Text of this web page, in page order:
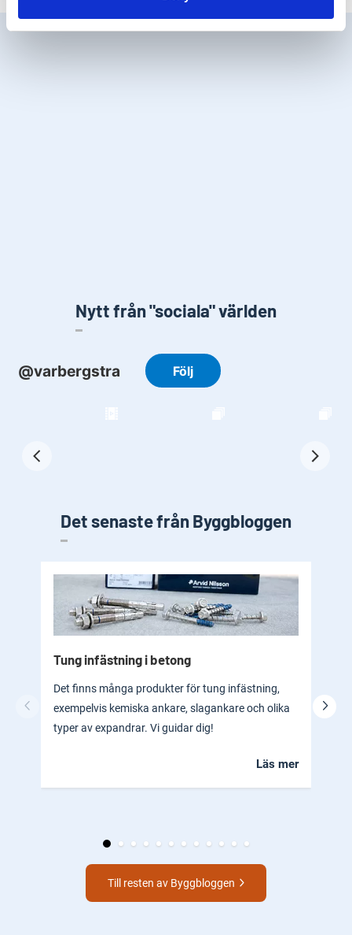
Nytt från "sociala" världen
Det senaste från Byggbloggen
Tung infästning i betong
Det finns många produkter för tung infästning,
exempelvis kemiska ankare, slagankare och olika
typer av expandrar. Vi guidar dig!
Läs mer
Till resten av Byggbloggen